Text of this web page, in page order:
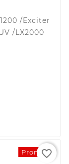
/Exciter
/LX2000
Promo !
favorite_border